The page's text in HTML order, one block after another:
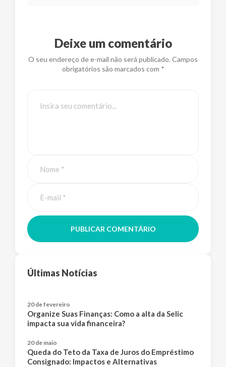
Deixe um comentário
O seu endereço de e-mail não será publicado. Campos
obrigatórios são marcados com *
PUBLICAR COMENTÁRIO
Últimas Notícias
20 de fevereiro
Organize Suas Finanças: Como a alta da Selic
impacta sua vida financeira?
20 de maio
Queda do Teto da Taxa de Juros do Empréstimo
Consignado: Impactos e Alternativas